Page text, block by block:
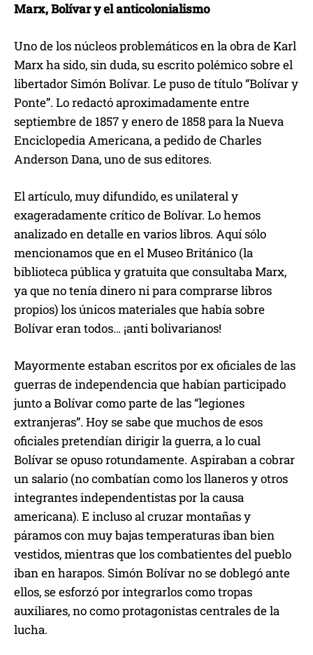
Marx, Bolívar y el anticolonialismo
Uno de los núcleos problemáticos en la obra de Karl
Marx ha sido, sin duda, su escrito polémico sobre el
libertador Simón Bolívar. Le puso de título “Bolívar y
Ponte”. Lo redactó aproximadamente entre
septiembre de 1857 y enero de 1858 para la Nueva
Enciclopedia Americana, a pedido de Charles
Anderson Dana, uno de sus editores.
El artículo, muy difundido, es unilateral y
exageradamente crítico de Bolívar. Lo hemos
analizado en detalle en varios libros. Aquí sólo
mencionamos que en el Museo Británico (la
biblioteca pública y gratuita que consultaba Marx,
ya que no tenía dinero ni para comprarse libros
propios) los únicos materiales que había sobre
Bolívar eran todos… ¡anti bolivarianos!
Mayormente estaban escritos por ex oficiales de las
guerras de independencia que habían participado
junto a Bolívar como parte de las “legiones
extranjeras”. Hoy se sabe que muchos de esos
oficiales pretendían dirigir la guerra, a lo cual
Bolívar se opuso rotundamente. Aspiraban a cobrar
un salario (no combatían como los llaneros y otros
integrantes independentistas por la causa
americana). E incluso al cruzar montañas y
páramos con muy bajas temperaturas iban bien
vestidos, mientras que los combatientes del pueblo
iban en harapos. Simón Bolívar no se doblegó ante
ellos, se esforzó por integrarlos como tropas
auxiliares, no como protagonistas centrales de la
lucha.